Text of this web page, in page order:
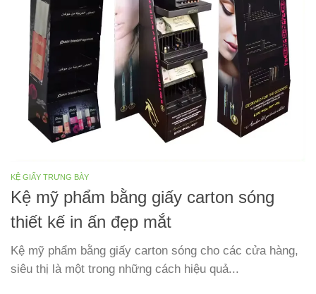
KỆ GIẤY TRƯNG BÀY
Kệ mỹ phẩm bằng giấy carton sóng
thiết kế in ấn đẹp mắt
Kệ mỹ phẩm bằng giấy carton sóng cho các cửa hàng,
siêu thị là một trong những cách hiệu quả...